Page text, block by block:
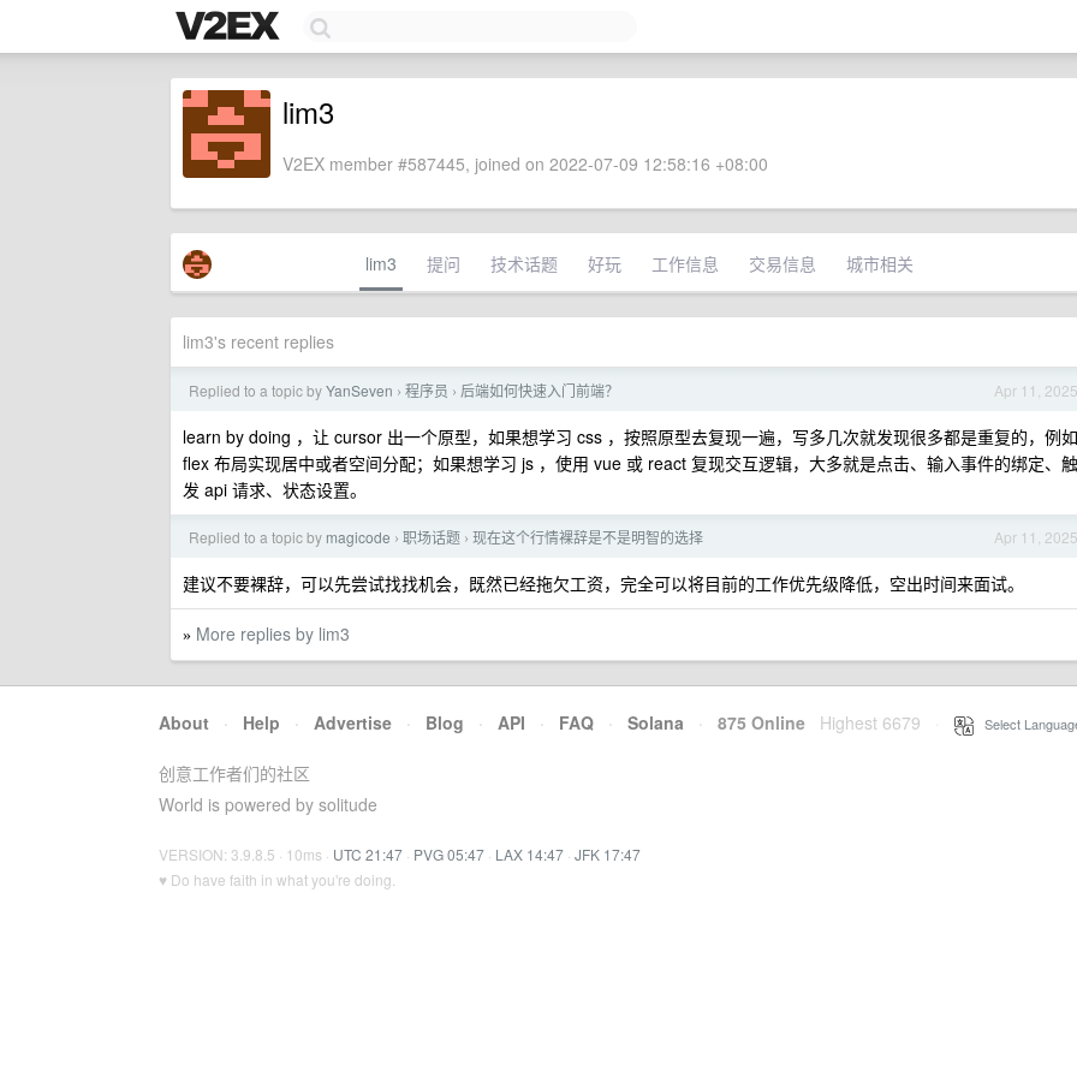
lim3
V2EX member #587445, joined on 2022-07-09 12:58:16 +08:00
lim3 提问 技术话题 好玩 工作信息 交易信息 城市相关
lim3's recent replies
Apr 11, 2025
Replied to a topic byYanSeven › 程序员 › 后端如何快速入门前端？
learn by doing ，让 cursor 出一个原型，如果想学习 css ，按照原型去复现一遍，写多几次就发现很多都是重复的，例如
flex 布局实现居中或者空间分配；如果想学习 js ，使用 vue 或 react 复现交互逻辑，大多就是点击、输入事件的绑定、触
发 api 请求、状态设置。
Apr 11, 2025
Replied to a topic by magicode › 职场话题 › 现在这个行情裸辞是不是明智的选择
建议不要裸辞，可以先尝试找找机会，既然已经拖欠工资，完全可以将目前的工作优先级降低，空出时间来面试。
» More replies by lim3
About · Help · Advertise · Blog · API · FAQ · Solana · 875 Online Highest 6679 Select
创意工作者们的社区
World is powered by solitude
VERSION: 3.9.8.5 · 10ms · UTC 21:47 · PVG 05:47 · LAX 14:47 · JFK 17:47
♥ Do have faith in what you're doing.